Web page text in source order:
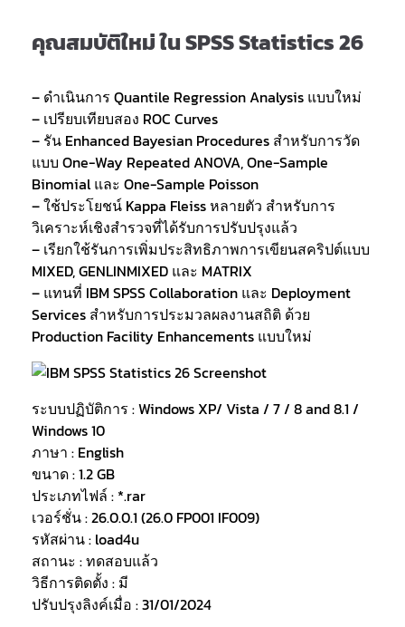
คุณสมบัติใหม่ ใน SPSS Statistics 26
– ดำเนินการ Quantile Regression Analysis แบบใหม่
– เปรียบเทียบสอง ROC Curves
– รัน Enhanced Bayesian Procedures สำหรับการวัด
แบบ One-Way Repeated ANOVA, One-Sample
Binomial และ One-Sample Poisson
– ใช้ประโยชน์ Kappa Fleiss หลายตัว สำหรับการ
วิเคราะห์เชิงสำรวจที่ได้รับการปรับปรุงแล้ว
– เรียกใช้รันการเพิ่มประสิทธิภาพการเขียนสคริปต์แบบ
MIXED, GENLINMIXED และ MATRIX
– แทนที่ IBM SPSS Collaboration และ Deployment
Services สำหรับการประมวลผลงานสถิติ ด้วย
Production Facility Enhancements แบบใหม่
ระบบปฏิบัติการ : Windows XP/ Vista / 7 / 8 and 8.1 /
Windows 10
ภาษา : English
ขนาด : 1.2 GB
ประเภทไฟล์ : *.rar
เวอร์ชั่น : 26.0.0.1 (26.0 FP001 IF009)
รหัสผ่าน : load4u
สถานะ : ทดสอบแล้ว
วิธีการติดตั้ง : มี
ปรับปรุงลิงค์เมื่อ : 31/01/2024